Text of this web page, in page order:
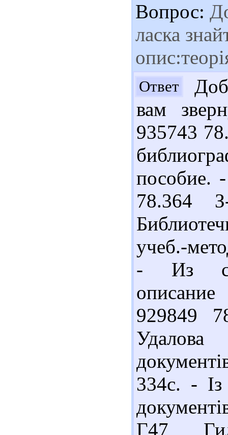
Вопрос:
ласка
Ответ
вам
935743
пособие.
78.364
учеб.-
- Из
929849
334с. - Із
Г47